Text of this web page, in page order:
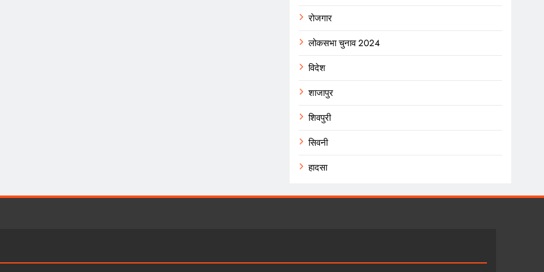
रोजगार
लोकसभा चुनाव 2024
विदेश
शाजापुर
शिवपुरी
सिवनी
हादसा